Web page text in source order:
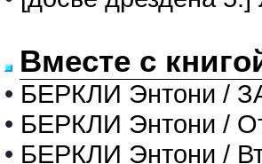
Вместе с
• БЕРКЛИ Энтони /
• БЕРКЛИ Энтони /
• БЕРКЛИ Энтони /